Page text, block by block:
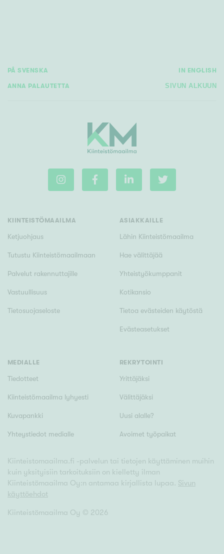
PÅ SVENSKA IN ENGLISH
ANNA PALAUTETTA SIVUN ALKUUN
KIINTEISTÖMAAILMA
Ketjuohjaus
Tutustu Kiinteistömaailmaan
Palvelut rakennuttajille
Vastuullisuus
Tietosuojaseloste
ASIAKKAILLE
Lähin Kiinteistömaailma
Hae välittäjää
Yhteistyökumppanit
Kotikansio
Tietoa evästeiden käytöstä
Evästeasetukset
MEDIALLE
Tiedotteet
Kiinteistömaailma lyhyesti
Kuvapankki
Yhteystiedot medialle
REKRYTOINTI
Yrittäjäksi
Välittäjäksi
Uusi alalle?
Avoimet työpaikat
Kiinteistomaailma.fi -palvelun tai tietojen käyttäminen muihin
kuin yksityisiin tarkoituksiin on kielletty ilman
Kiinteistömaailma Oy:n antamaa kirjallista lupaa. Sivun
käyttöehdot
Kiinteistömaailma Oy © 2026